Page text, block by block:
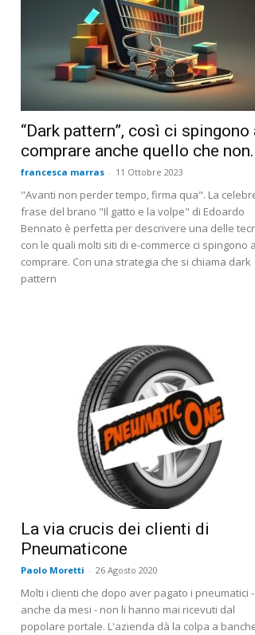
“Dark pattern”, così ci spingono
comprare anche quello che
francesca marras - 11 Ottobre 2023
"Avanti non perder tempo, firma qua". La
frase del brano "Il gatto e la volpe" di Edoardo
Bennato è perfetta per descrivere una delle
con le quali molti siti di e-commerce ci spingono a
comprare. Con una strategia che si chiama dark
pattern
La via crucis dei clienti di
Pneumaticone
Paolo Moretti - 26 Agosto 2020
Molti i clienti che dopo aver pagato i pneumatici -
anche da mesi - non li hanno mai ricevuti dal
popolare portale. L'azienda dà la colpa a